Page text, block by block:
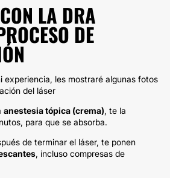
LA DRA
DE
experiencia, les mostraré algunas fotos
del láser
anestesia tópica (crema), te la
para que se absorba.
de terminar el láser, te ponen
, incluso compresas de